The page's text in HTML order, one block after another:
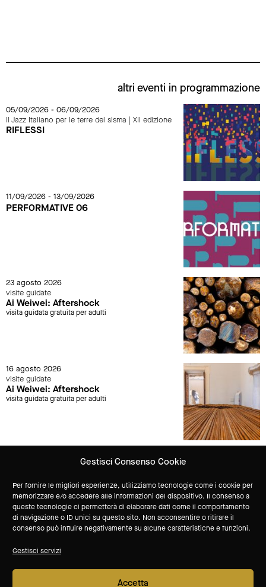
Gestisci Consenso Cookie
Per fornire le migliori esperienze, utilizziamo tecnologie come i cookie per
memorizzare e/o accedere alle informazioni del dispositivo. Il consenso a
queste tecnologie ci permetterà di elaborare dati come il comportamento
di navigazione o ID unici su questo sito. Non acconsentire o ritirare il
consenso può influire negativamente su alcune caratteristiche e funzioni.
Gestisci servizi
Accetta
altri eventi in programmazione
05/09/2026 - 06/09/2026
Il Jazz Italiano per le terre del sisma | XII edizione
RIFLESSI
11/09/2026 - 13/09/2026
PERFORMATIVE 06
23 agosto 2026
visite guidate
Ai Weiwei: Aftershock
visita guidata gratuita per adulti
16 agosto 2026
visite guidate
Ai Weiwei: Aftershock
visita guidata gratuita per adulti
Vuoi ricevere aggiornamenti sulle attività del Museo?
Iscriviti alla newsletter
sponsor tecnico